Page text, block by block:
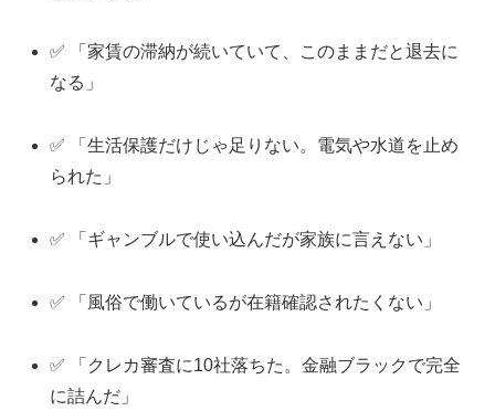
✅ 「家賃の滞納が続いていて、このままだと退去に
なる」
✅ 「生活保護だけじゃ足りない。電気や水道を止め
られた」
✅ 「ギャンブルで使い込んだが家族に言えない」
✅ 「風俗で働いているが在籍確認されたくない」
✅ 「クレカ審査に10社落ちた。金融ブラックで完全
に詰んだ」